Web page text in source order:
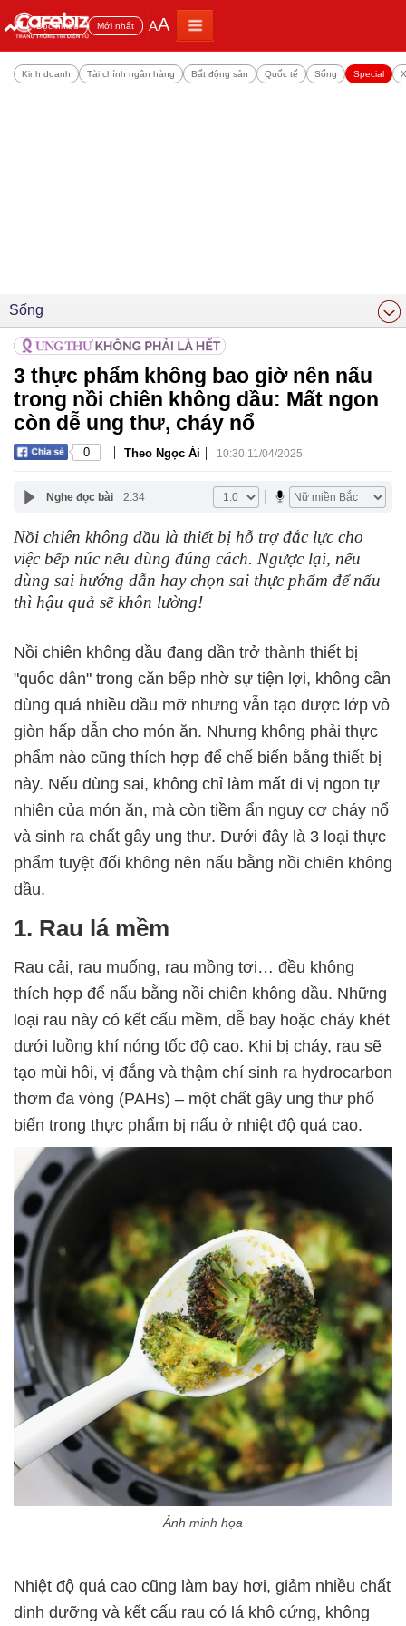
Đọc nhiều Mới nhất AA
Kinh doanh Tài chính ngân hàng Bất động sản Quốc tế Sống Special
Sống
3 thực phẩm không bao giờ nên nấu
trong nồi chiên không dầu: Mất ngon
còn dễ ung thư, cháy nổ
0 | Theo Ngọc Ái | 10:30 11/04/2025
Nghe đọc bài 2:34
Nồi chiên không dầu là thiết bị hỗ trợ đắc lực cho
việc bếp núc nếu dùng đúng cách. Ngược lại, nếu
dùng sai hướng dẫn hay chọn sai thực phẩm để nấu
thì hậu quả sẽ khôn lường!
Nồi chiên không dầu đang dần trở thành thiết bị
"quốc dân" trong căn bếp nhờ sự tiện lợi, không cần
dùng quá nhiều dầu mỡ nhưng vẫn tạo được lớp vỏ
giòn hấp dẫn cho món ăn. Nhưng không phải thực
phẩm nào cũng thích hợp để chế biến bằng thiết bị
này. Nếu dùng sai, không chỉ làm mất đi vị ngon tự
nhiên của món ăn, mà còn tiềm ẩn nguy cơ cháy nổ
và sinh ra chất gây ung thư. Dưới đây là 3 loại thực
phẩm tuyệt đối không nên nấu bằng nồi chiên không
dầu.
1. Rau lá mềm
Rau cải, rau muống, rau mồng tơi… đều không
thích hợp để nấu bằng nồi chiên không dầu. Những
loại rau này có kết cấu mềm, dễ bay hoặc cháy khét
dưới luồng khí nóng tốc độ cao. Khi bị cháy, rau sẽ
tạo mùi hôi, vị đắng và thậm chí sinh ra hydrocarbon
thơm đa vòng (PAHs) – một chất gây ung thư phổ
biến trong thực phẩm bị nấu ở nhiệt độ quá cao.
Ảnh minh họa
Nhiệt độ quá cao cũng làm bay hơi, giảm nhiều chất
dinh dưỡng và kết cấu rau có lá khô cứng, không